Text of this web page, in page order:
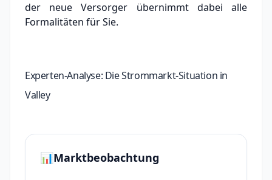
der neue Versorger übernimmt dabei alle
Formalitäten für Sie.
Experten-Analyse: Die Strommarkt-Situation in
Valley
📊Marktbeobachtung